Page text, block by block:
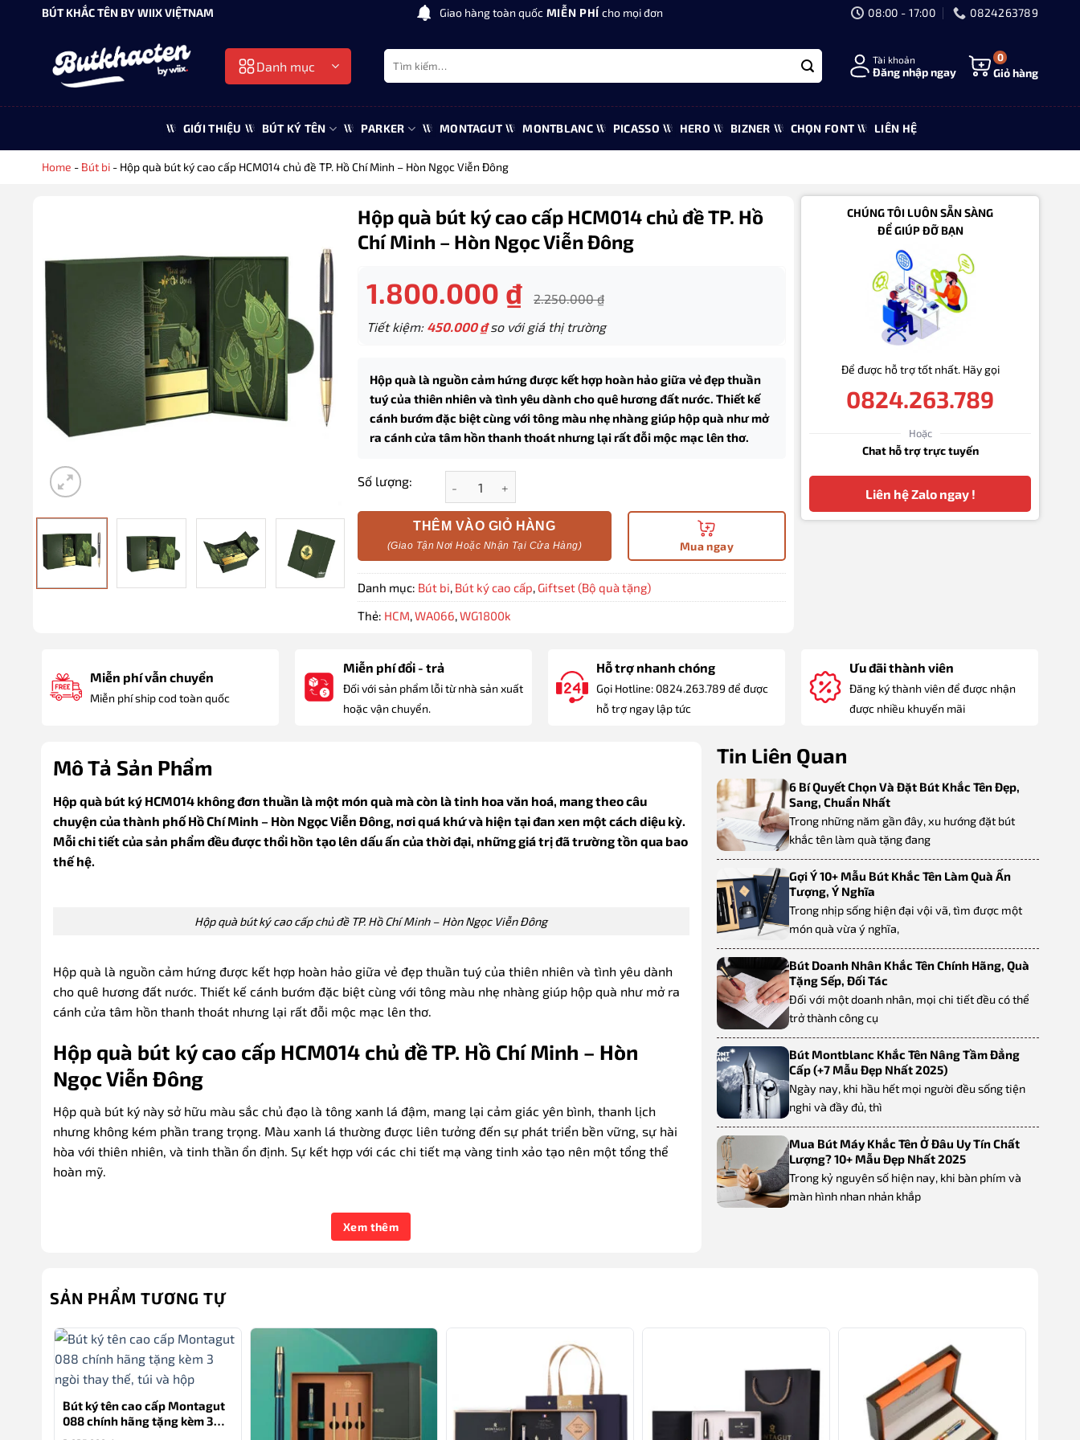
BÚT KHẮC TÊN BY WIIX VIỆTNAM Giao hàng toàn quốc MIỄN PHÍcho mọi đơn 08:00 - 17:00 0824263789
Danh mục
Tìm
kiếm:
Tài khoản
Đăng nhập ngay
0
Giỏ hàng
GIỚI THIỆU BÚT KÝ TÊN PARKER MONTAGUT MONTBLANC PICASSO HERO BIZNER CHỌN FONT LIÊN HỆ
Home - Bút bi - Hộp quà bút ký cao cấp HCM014 chủ đề TP. Hồ Chí Minh – Hòn Ngọc Viễn Đông
Hộp quà bút ký cao cấp HCM014 chủ đề TP. Hồ
Chí Minh – Hòn Ngọc Viễn Đông
1.800.000 ₫ 2.250.000₫
Tiết kiệm: 450.000₫so với giá thị trường
Hộp quà là nguồn cảm hứng được kết hợp hoàn hảo giữa vẻ đẹp thuần
tuý của thiên nhiên và tình yêu dành cho quê hương đất nước. Thiết kế
cánh bướm đặc biệt cùng với tông màu nhẹ nhàng giúp hộp quà như mở
ra cánh cửa tâm hồn thanh thoát nhưng lại rất đỗi mộc mạc lên thơ.
Số lượng: Hộp quà bút ký cao cấp HCM014 chủ đề TP. Hồ Chí Minh – Hòn Ngọc Viễn Đông số lượng
THÊM VÀO GIỎ HÀNG
Mua ngay
Danh mục: Bút bi, Bút ký cao cấp, Giftset (Bộ quà tặng)
Thẻ: HCM,WA066,WG1800k
CHÚNG TÔI LUÔN SẴN SÀNG
ĐỂ GIÚP ĐỠ BẠN
Để được hỗ trợ tốt nhất. Hãy gọi
0824.263.789
Hoặc
Chat hỗ trợ trực tuyến
Liên hệ Zalo ngay !
Miễn phí vẫn chuyển
Miễn phí ship cod toàn quốc
Miễn phí đổi - trả
Đối với sản phẩm lỗi từ nhà sản xuất
hoặc vận chuyển.
Hỗ trợ nhanh chóng
Gọi Hotline: 0824.263.789 để được
hỗ trợ ngay lập tức
Ưu đãi thành viên
Đăng ký thành viên để được nhận
được nhiều khuyến mãi
Mô Tả Sản Phẩm
Hộp quà bút ký HCM014 không đơn thuần là một món quà mà còn là tinh hoa văn hoá, mang theo câu
chuyện của thành phố Hồ Chí Minh – Hòn Ngọc Viễn Đông, nơi quá khứ và hiện tại đan xen một cách diệu kỳ.
Mỗi chi tiết của sản phẩm đều được thổi hồn tạo lên dấu ấn của thời đại, những giá trị đã trường tồn qua bao
thế hệ.
Hộp quà bút ký cao cấp chủ đề TP. Hồ Chí Minh – Hòn Ngọc Viễn Đông
Hộp quà là nguồn cảm hứng được kết hợp hoàn hảo giữa vẻ đẹp thuần tuý của thiên nhiên và tình yêu dành
cho quê hương đất nước. Thiết kế cánh bướm đặc biệt cùng với tông màu nhẹ nhàng giúp hộp quà như mở ra
cánh cửa tâm hồn thanh thoát nhưng lại rất đỗi mộc mạc lên thơ.
Hộp quà bút ký cao cấp HCM014 chủ đề TP. Hồ Chí Minh – Hòn
Ngọc Viễn Đông
Hộp quà bút ký này sở hữu màu sắc chủ đạo là tông xanh lá đậm, mang lại cảm giác yên bình, thanh lịch
nhưng không kém phần trang trọng. Màu xanh lá thường được liên tưởng đến sự phát triển bền vững, sự hài
hòa với thiên nhiên, và tinh thần ổn định. Sự kết hợp với các chi tiết mạ vàng tinh xảo tạo nên một tổng thể
hoàn mỹ.
sắc xanh lá. Sự kết hợp này không chỉ làm nổi bật sự tinh tế của thiết kế mà còn gợi lên hình ảnh cao quý, hiện
TƯ VẤN
0777.222.555
Tên sản phẩm : HCM014
Loại hộp : Cánh bướm
Xem thêm
Tin Liên Quan
6 Bí Quyết Chọn Và Đặt Bút Khắc Tên Đẹp,
Sang, Chuẩn Nhất
Trong những năm gần đây, xu hướng đặt bút
khắc tên làm quà tặng đang
Gợi Ý 10+ Mẫu Bút Khắc Tên Làm Quà Ấn
Tượng, Ý Nghĩa
Trong nhịp sống hiện đại vội vã, tìm được một
món quà vừa ý nghĩa,
Bút Doanh Nhân Khắc Tên Chính Hãng, Quà
Tặng Sếp, Đối Tác
Đối với một doanh nhân, mọi chi tiết đều có thể
trở thành công cụ
Bút Montblanc Khắc Tên Nâng Tầm Đẳng
Cấp (+7 Mẫu Đẹp Nhất 2025)
Ngày nay, khi hầu hết mọi người đều sống tiện
nghi và đầy đủ, thì
Mua Bút Máy Khắc Tên Ở Đâu Uy Tín Chất
Lượng? 10+ Mẫu Đẹp Nhất 2025
Trong kỷ nguyên số hiện nay, khi bàn phím và
màn hình nhan nhản khắp
SẢN PHẨM TƯƠNG TỰ
Bút ký tên cao cấp Montagut
088 chính hãng tặng kèm 3